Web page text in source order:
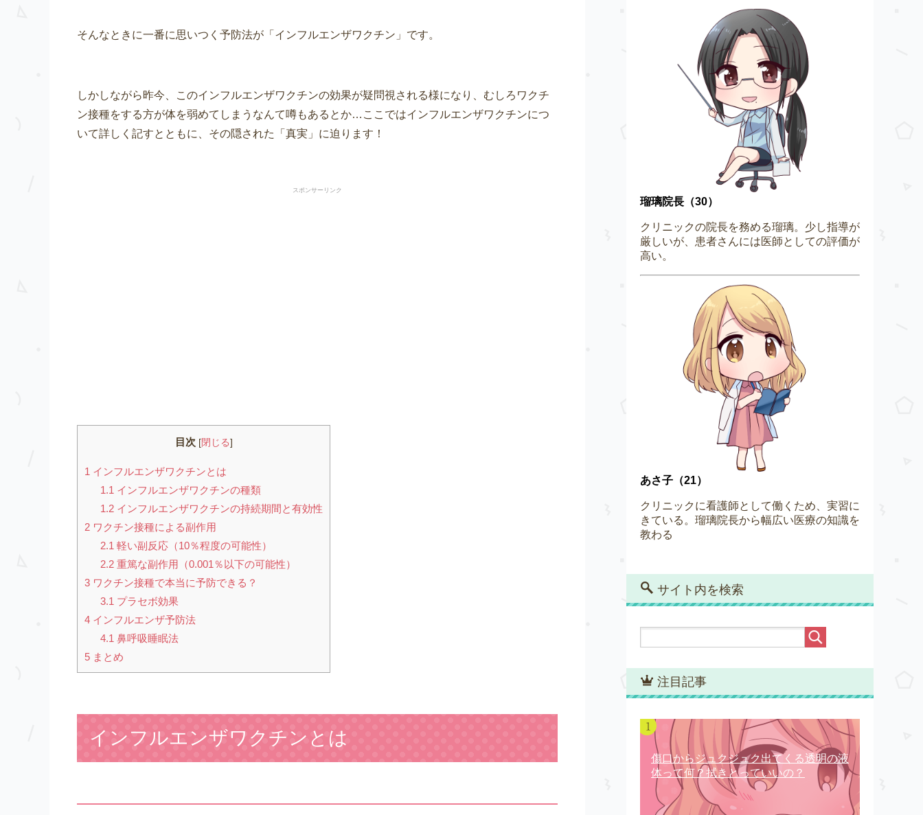
そんなときに一番に思いつく予防法が「インフルエンザワクチン」です。
しかしながら昨今、このインフルエンザワクチンの効果が疑問視される様になり、むしろワクチ
ン接種をする方が体を弱めてしまうなんて噂もあるとか…ここではインフルエンザワクチンにつ
いて詳しく記すとともに、その隠された「真実」に迫ります！
スポンサーリンク
目次 [閉じる]
1 インフルエンザワクチンとは
1.1 インフルエンザワクチンの種類
1.2インフルエンザワクチンの持続期間と有効性
2 ワクチン接種による副作用
2.1 軽い副反応（10％程度の可能性）
2.2重篤な副作用（0.001％以下の可能性）
3 ワクチン接種で本当に予防できる？
3.1 プラセボ効果
4 インフルエンザ予防法
4.1 鼻呼吸睡眠法
5 まとめ
インフルエンザワクチンとは
瑠璃院長（30）
クリニックの院長を務める瑠璃。少し指導が
厳しいが、患者さんには医師としての評価が
高い。
あさ子（21）
クリニックに看護師として働くため、実習に
きている。瑠璃院長から幅広い医療の知識を
教わる
サイト内を検索
注目記事
傷口からジュクジュク出てくる透明の液
体って何？拭きとっていいの？